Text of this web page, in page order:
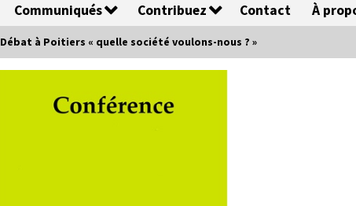
Communiqués Contribuez Contact À
Débat à Poitiers « quelle société voulons-nous ? »